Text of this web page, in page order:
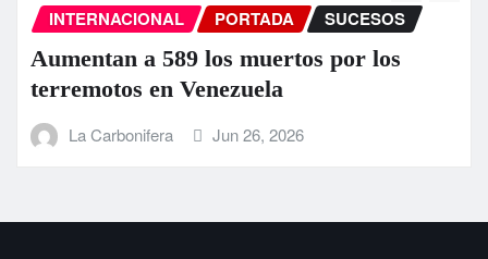
INTERNACIONAL PORTADA SUCESOS
Aumentan a 589 los muertos por los
terremotos en Venezuela
La Carbonifera Jun 26, 2026